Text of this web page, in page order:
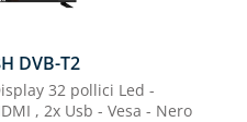
DVB-T2
32 pollici Led -
, 2x Usb - Vesa - Nero